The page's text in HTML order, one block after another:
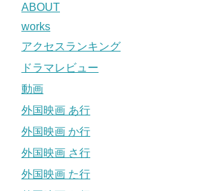
ABOUT
works
アクセスランキング
ドラマレビュー
動画
外国映画 あ行
外国映画 か行
外国映画 さ行
外国映画 た行